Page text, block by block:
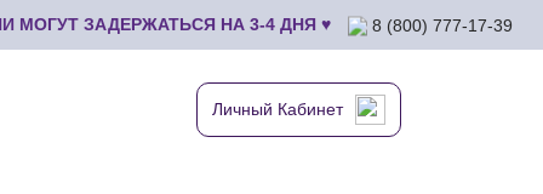
ЗАДЕРЖАТЬСЯ НА 3-4 ДНЯ ♥ 8 (800) 777-17-39
Личный Кабинет